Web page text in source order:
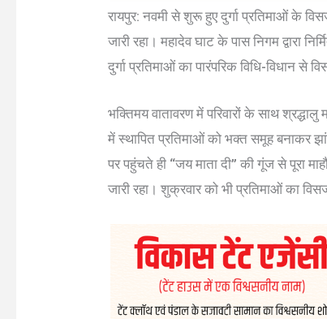
रायपुर: नवमी से शुरू हुए दुर्गा प्रतिमाओं के
जारी रहा। महादेव घाट के पास निगम द्वारा
दुर्गा प्रतिमाओं का पारंपरिक विधि-विधान से
भक्तिमय वातावरण में परिवारों के साथ
में स्थापित प्रतिमाओं को भक्त समूह बनाकर
पर पहुंचते ही “जय माता दी” की गूंज से पूरा
जारी रहा। शुक्रवार को भी प्रतिमाओं का